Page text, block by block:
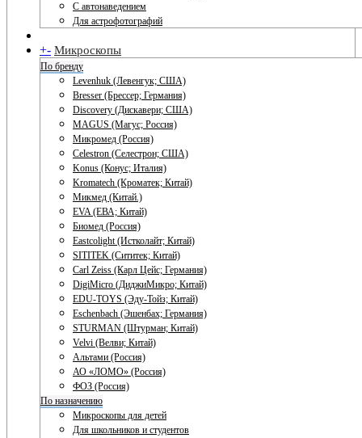
С автонаведением
Для астрофотографий
+- Микроскопы
По бренду
Levenhuk (Левенгук; США)
Bresser (Брессер; Германия)
Discovery (Дискавери; США)
MAGUS (Магус; Россия)
Микромед (Россия)
Celestron (Селестрон; США)
Konus (Конус; Италия)
Kromatech (Кроматек; Китай)
Микмед (Китай.)
EVA (ЕВА; Китай)
Биомед (Россия)
Eastcolight (Истколайт; Китай)
SITITEK (Сититек; Китай)
Carl Zeiss (Карл Цейс; Германия)
DigiMicro (ДиджиМикро; Китай)
EDU-TOYS (Эду-Тойз; Китай)
Eschenbach (Эшенбах; Германия)
STURMAN (Штурман; Китай)
Velvi (Велви; Китай)
Альтами (Россия)
АО «ЛОМО» (Россия)
ФОЗ (Россия)
По назначению
Микроскопы для детей
Для школьников и студентов